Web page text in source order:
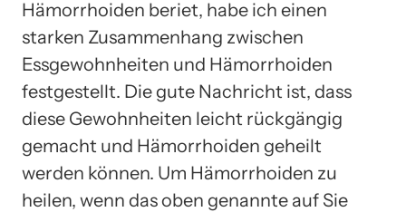
Hämorrhoiden beriet, habe ich einen
starken Zusammenhang zwischen
Essgewohnheiten und Hämorrhoiden
festgestellt. Die gute Nachricht ist, dass
diese Gewohnheiten leicht rückgängig
gemacht und Hämorrhoiden geheilt
werden können. Um Hämorrhoiden zu
heilen, wenn das oben genannte auf Sie